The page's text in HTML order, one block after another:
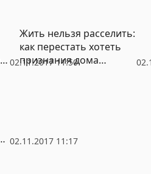
02.11.2017 11:50
Жить нельзя расселить:
как перестать хотеть
признания дома
02.11.2017 11:17